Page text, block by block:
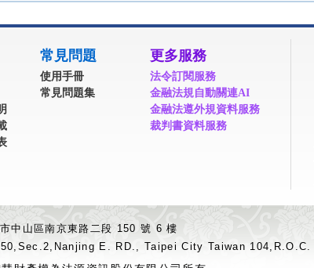
常見問題
使用手冊
常見問題集
更多服務
法令訂閱服務
金融法規自動關連AI
金融法遵外規資料服務
裁判書資料服務
中山區南京東路二段 150 號 6 樓
E. RD., Taipei City Taiwan 104,R.O.C.